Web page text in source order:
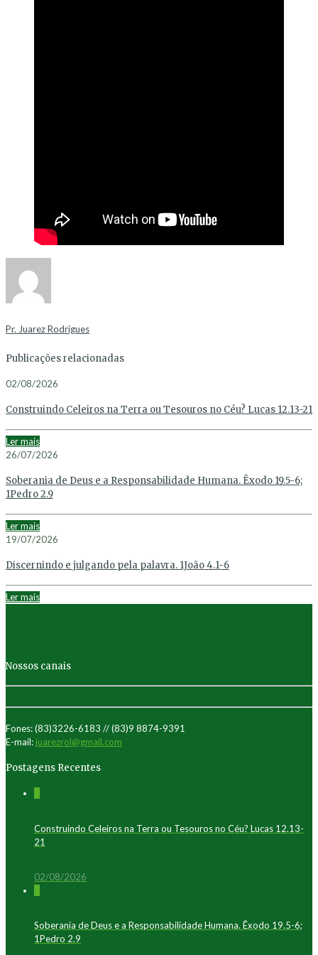
Pr. Juarez Rodrigues
Publicações relacionadas
02/08/2026
Construindo Celeiros na Terra ou Tesouros no Céu? Lucas 12.13-21
Ler mais
26/07/2026
Soberania de Deus e a Responsabilidade Humana. Êxodo 19.5-6;
1Pedro 2.9
Ler mais
19/07/2026
Discernindo e julgando pela palavra. 1João 4.1-6
Ler mais
Nossos canais
Fones: (83)3226-6183 // (83)9 8874-9391
E-mail: juarezrol@gmail.com
Postagens Recentes
Construindo Celeiros na Terra ou Tesouros no Céu? Lucas 12.13-
21
02/08/2026
Soberania de Deus e a Responsabilidade Humana. Êxodo 19.5-6;
1Pedro 2.9